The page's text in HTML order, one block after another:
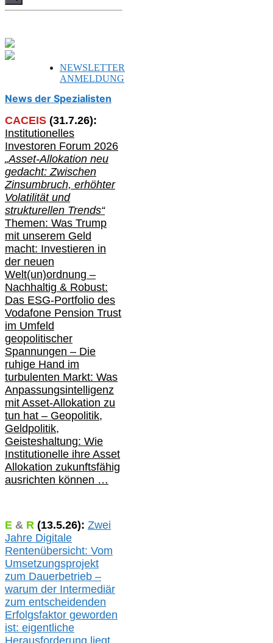
NEWSLETTER
ANMELDUNG
News der Spezialisten
CACEIS (31.7.26):
Institutionelles
Investoren Forum 2026
„Asset-Allokation neu
gedacht: Zwischen
Zinsumbruch, erhöhter
Volatilität und
strukturellen Trends“
Themen: Was Trump
mit unserem Geld
macht: Investieren in
der neuen
Welt(un)ordnung –
Nachhaltig & Robust:
Das ESG-Portfolio des
Vodafone Pension Trust
im Umfeld
geopolitischer
Spannungen – Die
ruhige Hand im
turbulenten Markt: Was
Anpassungsintelligenz
mit Asset-Allokation zu
tun hat – Geopolitik,
Geldpolitik,
Geisteshaltung: Wie
Institutionelle ihre Asset
Allokation zukunftsfähig
ausrichten können …
E & R (13.5.26): Zwei
Jahre Digitale
Rentenübersicht: Vom
Umsetzungsprojekt
zum Dauerbetrieb –
warum der Intermediär
zum entscheidenden
Erfolgsfaktor geworden
ist: eigentliche